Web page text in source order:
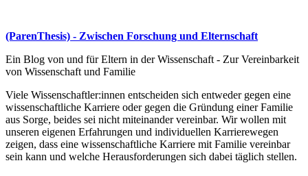
(ParenThesis) - Zwischen Forschung und Elternschaft
Ein Blog von und für Eltern in der Wissenschaft - Zur Vereinbarkeit
von Wissenschaft und Familie
Viele Wissenschaftler:innen entscheiden sich entweder gegen eine
wissenschaftliche Karriere oder gegen die Gründung einer Familie
aus Sorge, beides sei nicht miteinander vereinbar. Wir wollen mit
unseren eigenen Erfahrungen und individuellen Karrierewegen
zeigen, dass eine wissenschaftliche Karriere mit Familie vereinbar
sein kann und welche Herausforderungen sich dabei täglich stellen.